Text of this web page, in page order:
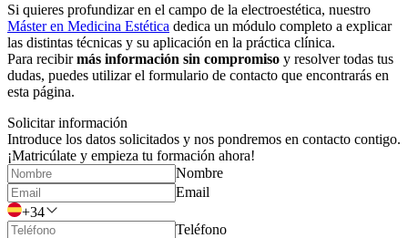
Si quieres profundizar en el campo de la electroestética, nuestro
Máster en Medicina Estética dedica un módulo completo a explicar
las distintas técnicas y su aplicación en la práctica clínica.
Para recibirmás información sin compromiso y resolver todas tus
dudas, puedes utilizar el formulario de contacto que encontrarás en
esta página.
Solicitar información
Introduce los datos solicitados y nos pondremos en contacto contigo.
¡Matricúlate y empieza tu formación ahora!
Nombre
Email
+34
Teléfono